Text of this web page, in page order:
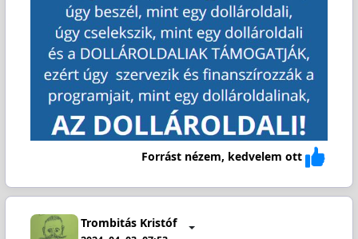
Forrást nézem, kedvelem ott
Trombitás Kristóf